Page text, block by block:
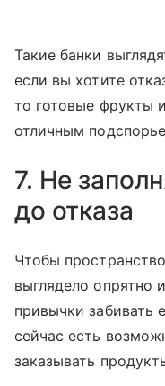
Такие банки
если вы хотите
то готовые фрукты
отличным
7. Не
до отказа
Чтобы
выглядело опрятно
привычки забивать
сейчас есть
заказывать